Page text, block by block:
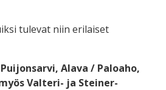
tulevat niin erilaiset
Alava / Paloaho,
Valteri- ja Steiner-